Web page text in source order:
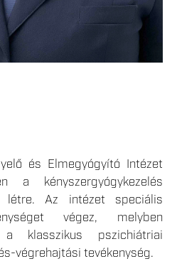
és Elmegyógyító Intézet
a kényszergyógykezelés
létre. Az intézet speciális
végez, melyben
klasszikus pszichiátriai
végrehajtási tevékenység.